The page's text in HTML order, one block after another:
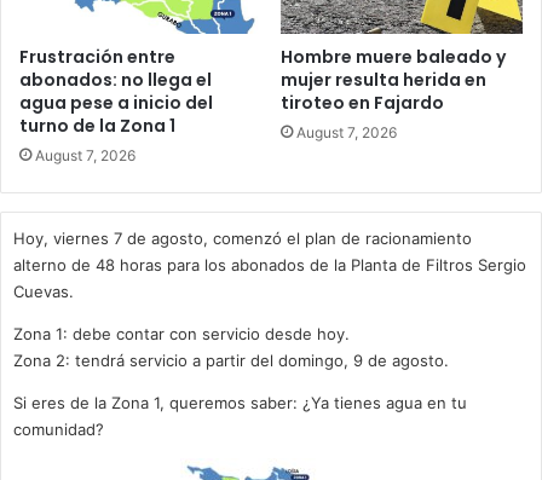
Frustración entre
abonados: no llega el
agua pese a inicio del
turno de la Zona 1
August 7, 2026
Hombre muere baleado y
mujer resulta herida en
tiroteo en Fajardo
August 7, 2026
Hoy, viernes 7 de agosto, comenzó el plan de racionamiento
alterno de 48 horas para los abonados de la Planta de Filtros Sergio
Cuevas.
Zona 1: debe contar con servicio desde hoy.
Zona 2: tendrá servicio a partir del domingo, 9 de agosto.
Si eres de la Zona 1, queremos saber: ¿Ya tienes agua en tu
comunidad?